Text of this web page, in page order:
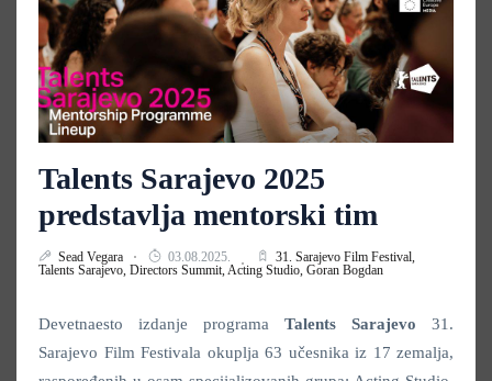
Talents Sarajevo 2025
predstavlja mentorski tim
Sead Vegara 03.08.2025.
31. Sarajevo Film Festival,
Talents Sarajevo, Directors Summit,Acting Studio, Goran Bogdan
Devetnaesto izdanje programa Talents Sarajevo 31.
Sarajevo Film Festivala okuplja 63 učesnika iz 17 zemalja,